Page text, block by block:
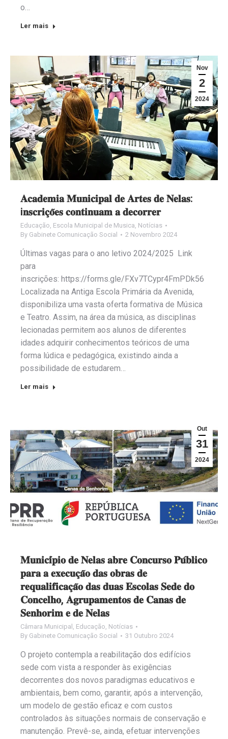
o…
Ler mais
Nov
2
2024
𝐀𝐜𝐚𝐝𝐞𝐦𝐢𝐚 𝐌𝐮𝐧𝐢𝐜𝐢𝐩𝐚𝐥 𝐝𝐞 𝐀𝐫𝐭𝐞𝐬 𝐝𝐞 𝐍𝐞𝐥𝐚𝐬:
i𝐧𝐬𝐜𝐫𝐢𝐜̧𝐨̃𝐞𝐬 𝐜𝐨𝐧𝐭𝐢𝐧𝐮𝐚𝐦 𝐚 𝐝𝐞𝐜𝐨𝐫𝐫𝐞𝐫
Educação, Escola Municipal de Musica, Notícias
By Gabinete Comunicação Social 2 Novembro 2024
Últimas vagas para o ano letivo 2024/2025 Link
para
inscrições: https://forms.gle/FXv7TCypr4FmPDk56
Localizada na Antiga Escola Primária da Avenida,
disponibiliza uma vasta oferta formativa de Música
e Teatro. Assim, na área da música, as disciplinas
lecionadas permitem aos alunos de diferentes
idades adquirir conhecimentos teóricos de uma
forma lúdica e pedagógica, existindo ainda a
possibilidade de estudarem…
Ler mais
Out
31
2024
𝐌𝐮𝐧𝐢𝐜𝐢́𝐩𝐢𝐨 𝐝𝐞 𝐍𝐞𝐥𝐚𝐬 𝐚𝐛𝐫𝐞 𝐂𝐨𝐧𝐜𝐮𝐫𝐬𝐨 𝐏𝐮́𝐛𝐥𝐢𝐜𝐨
𝐩𝐚𝐫𝐚 𝐚 𝐞𝐱𝐞𝐜𝐮𝐜̧𝐚̃𝐨 𝐝𝐚𝐬 𝐨𝐛𝐫𝐚𝐬 𝐝𝐞
𝐫𝐞𝐪𝐮𝐚𝐥𝐢𝐟𝐢𝐜𝐚𝐜̧𝐚̃𝐨 𝐝𝐚𝐬 𝐝𝐮𝐚𝐬 𝐄𝐬𝐜𝐨𝐥𝐚𝐬 𝐒𝐞𝐝𝐞 𝐝𝐨
𝐂𝐨𝐧𝐜𝐞𝐥𝐡𝐨, 𝐀𝐠𝐫𝐮𝐩𝐚𝐦𝐞𝐧𝐭𝐨𝐬 𝐝𝐞 𝐂𝐚𝐧𝐚𝐬 𝐝𝐞
𝐒𝐞𝐧𝐡𝐨𝐫𝐢𝐦 𝐞 𝐝𝐞 𝐍𝐞𝐥𝐚𝐬
Câmara Municipal Educação Notícias
By Gabinete Comunicação Social 31 Outubro 2024
O projeto contempla a reabilitação dos edifícios
sede com vista a responder às exigências
decorrentes dos novos paradigmas educativos e
ambientais, bem como, garantir, após a intervenção,
um modelo de gestão eficaz e com custos
controlados às situações normais de conservação e
manutenção. Prevê-se, ainda, efetuar intervenções